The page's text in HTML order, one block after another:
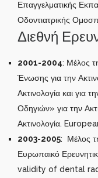
Επαγγελματικής
Οδοντιατρικής
Διεθνή
2001-2004: Μέλος
Ένωσης για την
Ακτινολογία και
Οδηγιών» για την
Ακτινολογία.
2003-2005: Μέλος
Ευρωπαικό
validity of dental